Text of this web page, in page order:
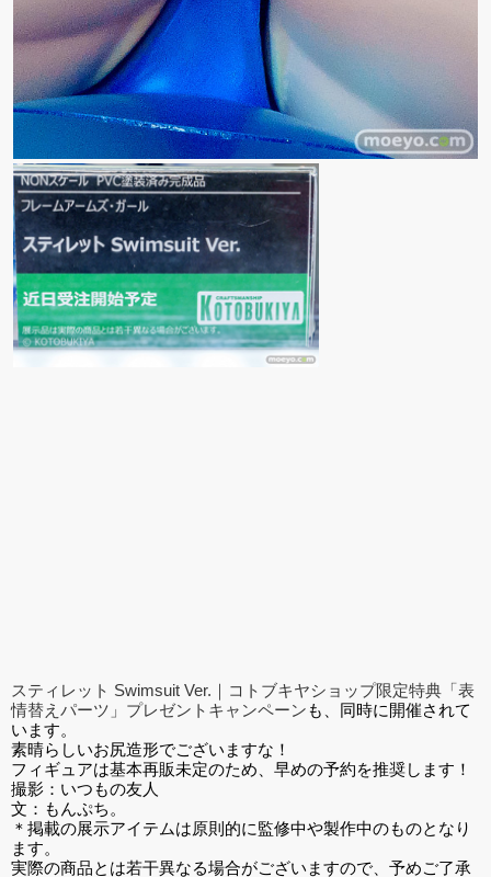
スティレット Swimsuit Ver.｜コトブキヤショップ限定特典「表
情替えパーツ」プレゼントキャンペーンも、同時に開催されて
います。
素晴らしいお尻造形でございますな！
フィギュアは基本再販未定のため、早めの予約を推奨します！
撮影：いつもの友人
文：もんぷち。
＊掲載の展示アイテムは原則的に監修中や製作中のものとなり
ます。
実際の商品とは若干異なる場合がございますので、予めご了承